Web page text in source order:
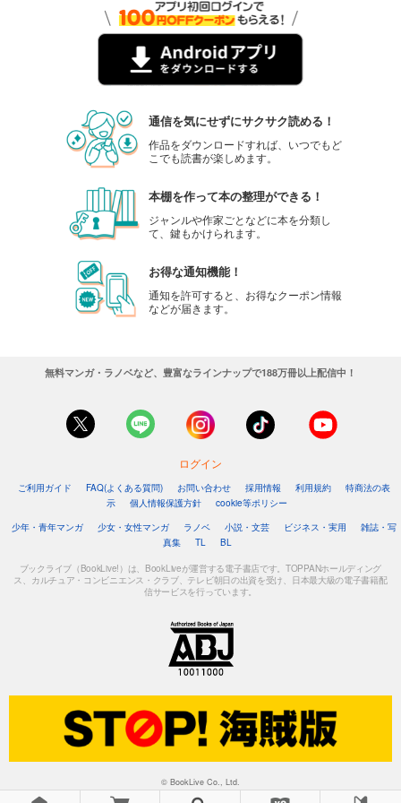
通信を気にせずにサクサク読める！
作品をダウンロードすれば、いつでもど
こでも読書が楽しめます。
本棚を作って本の整理ができる！
ジャンルや作家ごとなどに本を分類し
て、鍵もかけられます。
お得な通知機能！
通知を許可すると、お得なクーポン情報
などが届きます。
無料マンガ・ラノベなど、豊富なラインナップで188万冊以上配信中！
ログイン
ご利用ガイド FAQ(よくある質問) お問い合わせ 採用情報 利用規約
特商法の表
示
個人情報保護方針
cookie等ポリシー
少年・青年マンガ
少女・女性マンガ ラノベ 小説・文芸 ビジネス・実用
雑誌・写
真集
TL BL
ブックライブ（BookLive!）は、BookLiveが運営する電子書店です。TOPPANホールディング
ス、カルチュア・コンビニエンス・クラブ、テレビ朝日の出資を受け、日本最大級の電子書籍配
信サービスを行っています。
© BookLive Co., Ltd.